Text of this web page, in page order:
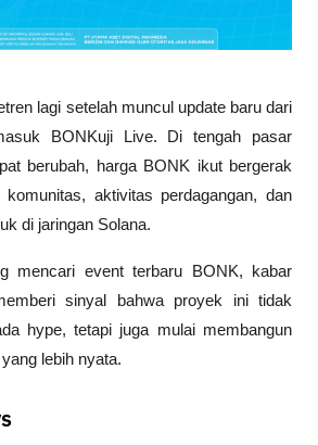
lagi setelah muncul update baru dari
BONKuji Live. Di tengah pasar
berubah, harga BONK ikut bergerak
komunitas, aktivitas perdagangan, dan
di jaringan Solana.
mencari event terbaru BONK, kabar
sinyal bahwa proyek ini tidak
hype, tetapi juga mulai membangun
lebih nyata.